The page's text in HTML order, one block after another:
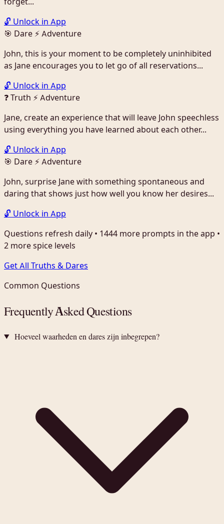
🔓 Unlock in App
🎯 Dare ⚡ Adventure
John, this is your moment to be completely uninhibited
as Jane encourages you to let go of all reservations...
🔓 Unlock in App
❓ Truth ⚡ Adventure
Jane, create an experience that will leave John speechless
using everything you have learned about each other...
🔓 Unlock in App
🎯 Dare ⚡ Adventure
John, surprise Jane with something spontaneous and
daring that shows just how well you know her desires...
🔓 Unlock in App
Questions refresh daily • 1444 more prompts in the app •
2 more spice levels
Get All Truths & Dares
Common Questions
Frequently Asked Questions
Hoeveel waarheden en dares zijn inbegrepen?